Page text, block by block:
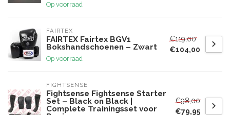
Op voorraad
FAIRTEX
FAIRTEX Fairtex BGV1
Bokshandschoenen – Zwart
Op voorraad
€119,00
€104,00
FIGHTSENSE
Fightsense Fightsense Starter
Set – Black on Black |
Complete Trainingsset voor
€98,00
€79,95